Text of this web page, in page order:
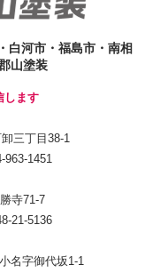
白河市・福島市・南相
山塗装
します
三丁目38-1
1451
寺71-7
21-5136
名字御代坂1-1